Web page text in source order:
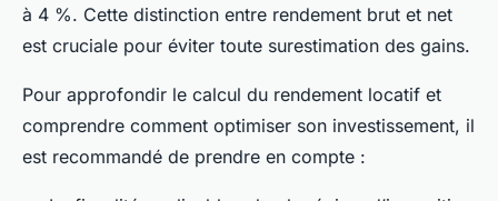
à 4 %. Cette distinction entre rendement brut et net
est cruciale pour éviter toute surestimation des gains.
Pour approfondir le calcul du rendement locatif et
comprendre comment optimiser son investissement, il
est recommandé de prendre en compte :